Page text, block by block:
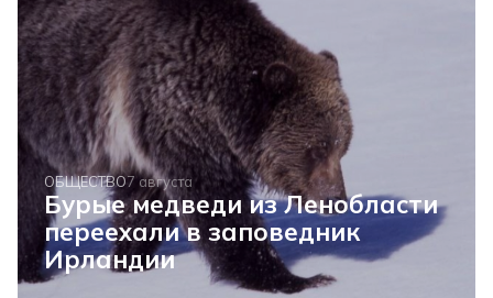
ОБЩЕСТВО7 августа
Бурые медведи из Ленобласти
переехали в заповедник
Ирландии